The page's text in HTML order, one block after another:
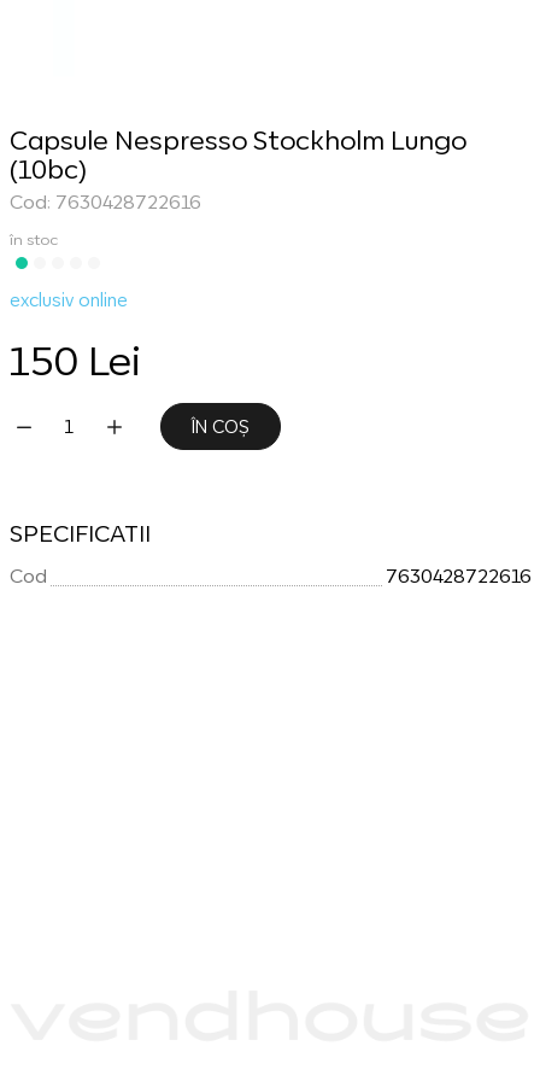
Capsule Nespresso Stockholm Lungo
(10bc)
Cod: 7630428722616
în stoc
exclusiv online
150 Lei
ÎN COȘ
SPECIFICATII
Cod 7630428722616